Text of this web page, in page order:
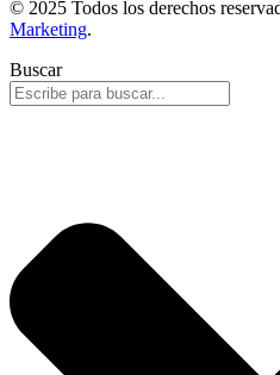
© 2025 Todos los derechos
Marketing.
Buscar